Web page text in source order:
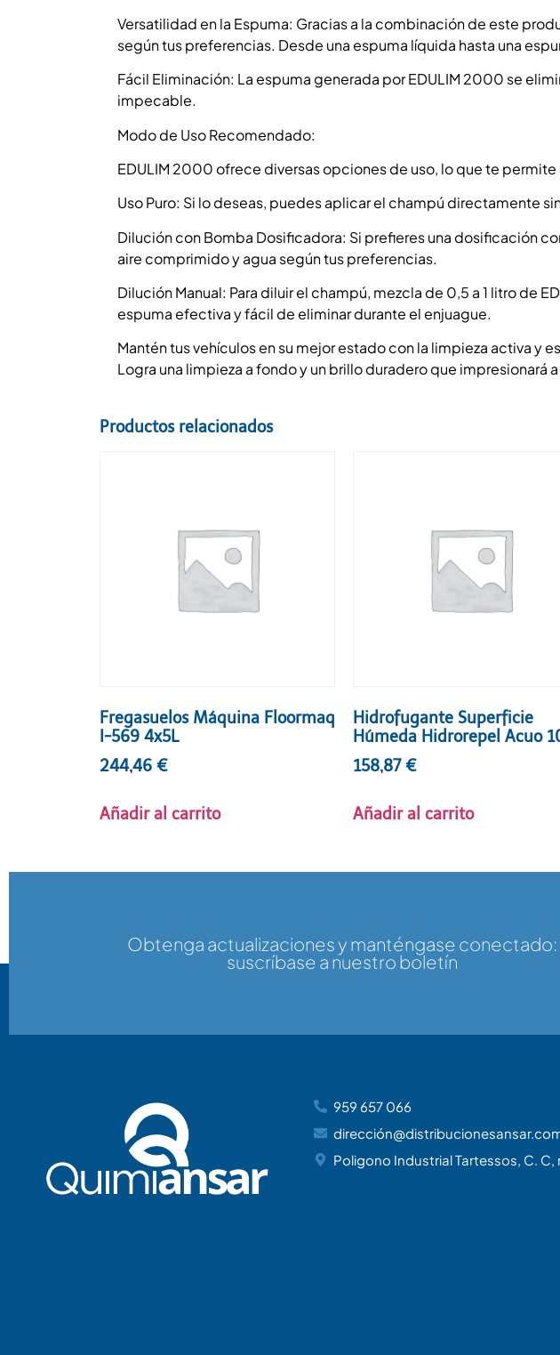
Versatilidad en la Espuma: Gracias a la combinación de este
según tus preferencias. Desde una espuma líquida hasta una
Fácil Eliminación: La espuma generada por EDULIM 2000 se
impecable.
Modo de Uso Recomendado:
EDULIM 2000 ofrece diversas opciones de uso, lo que te
Uso Puro: Si lo deseas, puedes aplicar el champú directamente
Dilución con Bomba Dosificadora: Si prefieres una dosificación
aire comprimido y agua según tus preferencias.
Dilución Manual: Para diluir el champú, mezcla de 0,5 a 1 litro de
espuma efectiva y fácil de eliminar durante el enjuague.
Mantén tus vehículos en su mejor estado con la limpieza activa
Logra una limpieza a fondo y un brillo duradero que
Productos relacionados
Fregasuelos Máquina Floormaq
I-569 4x5L
244,46 €
Añadir al carrito
Hidrofugante Superficie
Húmeda Hidrorepel Acuo
158,87€
Añadir al carrito
Obtenga actualizaciones y manténgase conectado:
suscríbase a nuestro boletín
959 657 066
Poligono Industrial Tartessos, C. C,